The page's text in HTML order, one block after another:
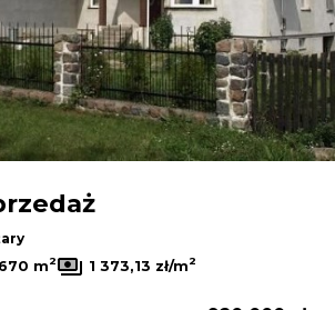
670 m2 1 373,13 zł/m2